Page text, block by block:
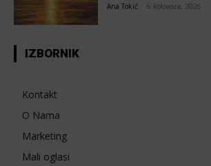
Ana Tokić 6 kolovoza, 2026
IZBORNIK
Kontakt
O Nama
Marketing
Mali oglasi